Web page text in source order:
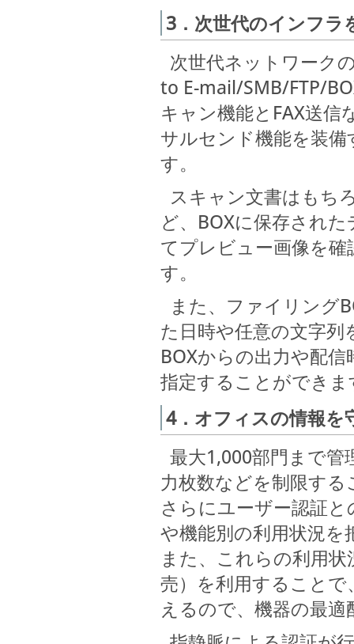
3．次世代のインフラ
次世代ネットワーク
to E-mail/SMB/FTP/
キャン機能とFAX送
サルセンド機能を装
す。
スキャン文書はもち
ど、BOXに保存され
てプレビュー画像を
す。
また、ファイリング
た日時や任意の文字
BOXからの出力や配
指定することができま
4．オフィスの情報を
最大1,000部門まで管
力枚数などを制限す
さらにユーザー認証
や機能別の利用状況
また、これらの利用状
売）を利用すること
えるので、機器の最